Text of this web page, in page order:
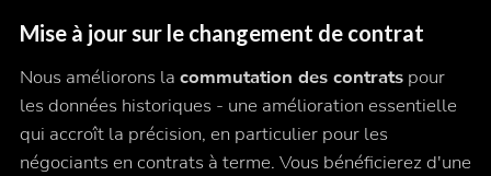
Mise à jour sur le changement de contrat
Nous améliorons la commutation des contratspour
les données historiques - une amélioration essentielle
qui accroît la précision, en particulier pour les
négociants en contrats à terme. Vous bénéficierez d'une